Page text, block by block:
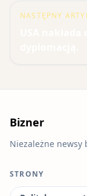
NASTĘPNY
Bizner
Niezależne newsy
STRONY